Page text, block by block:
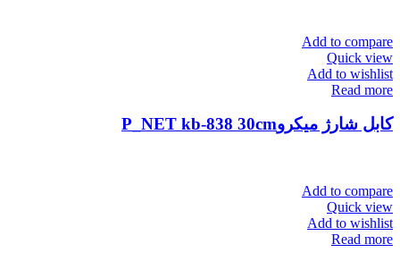
Add to compare
Quick view
Add to wishlist
Read more
کابل شارژ میکروP_NET kb-838 30cm
Add to compare
Quick view
Add to wishlist
Read more